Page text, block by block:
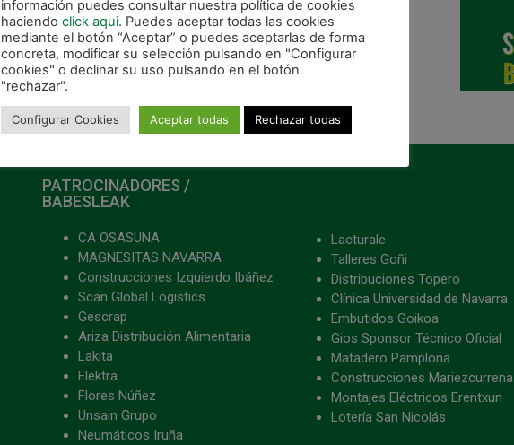
PATROCINADORES /
BABESLEAK
CA OSASUNA
MAGNESITAS NAVARRA
Construcciones Izquierdo Ibáñez
Scan Global Logistics
Gescrap
Ariza Distribución Alimentaria
Lakita
Elektra
Flores Núñez
Unsain Grupo
Neumáticos Iruña
Lacturale
Talleres Goñi
Distribuciones Topero
Clínica Universidad de Navarra
Embutidos Goikoa
Gios Sponsor Técnico Oficial
Matadero Pamplona
Construcciones Mariezcurrena
Montajes Eléctricos Erentxun
Lotería San Nicolás
información puedes consultar nuestra política de cookies
haciendo click aqui. Puedes aceptar todas las cookies
mediante el botón “Aceptar” o puedes aceptarlas de forma
concreta, modificar su selección pulsando en "Configurar
cookies" o declinar su uso pulsando en el botón
"rechazar".
Configurar Cookies Aceptar todas Rechazar todas